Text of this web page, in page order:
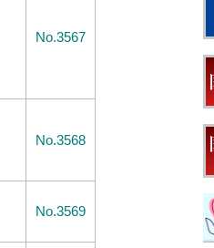
No.3567
No.3568
No.3569